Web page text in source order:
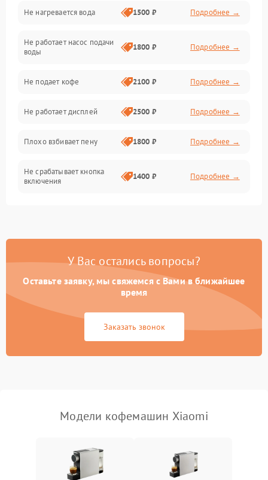
Включение и работа
Проблемы с водой
Проблемы с капучинатором и паром
Управление и электроника
Программное обеспечение
Не нагревается вода 1500 ₽ Подробнее →
Не работает насос подачи
воды
1800 ₽ Подробнее →
Не подает кофе 2100 ₽ Подробнее →
Не работает дисплей 2500 ₽ Подробнее →
Плохо взбивает пену 1800 ₽ Подробнее →
Не срабатывает кнопка
включения
1400 ₽ Подробнее →
Постоянные сбои в работе 1500 ₽ Подробнее →
У Вас остались вопросы?
Оставьте заявку, мы свяжемся с Вами в ближайшее
время
Заказать звонок
Модели кофемашин Xiaomi